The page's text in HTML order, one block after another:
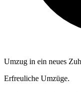
Umzug in ein neues
Erfreuliche Umzüge.